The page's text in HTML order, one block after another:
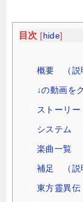
目次 [ hide]
概要 （説
↓の動画を
ストーリ
システム
楽曲一覧
補足 （説
東方靈異